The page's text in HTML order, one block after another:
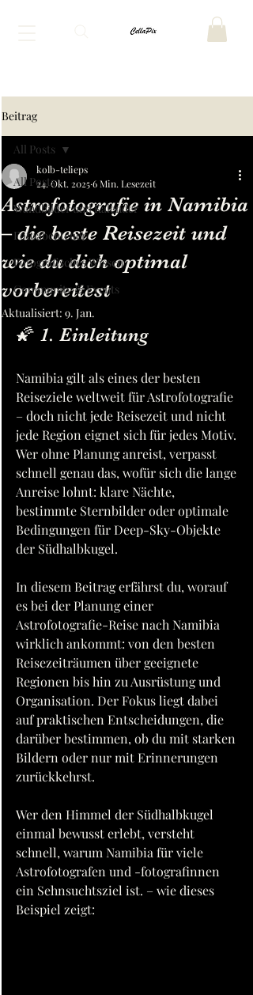
Beitrag
All Posts
Wandbilder und Kalender
Fotoabenteuer
Fotografisches Wissen
Community & Events
All Posts
Astrofotografie in Namibia
– die beste Reisezeit und
wie du dich optimal
vorbereitest
kolb-telieps
24. Okt. 20256 Min. Lesezeit
Aktualisiert: 9. Jan.
🌠 1. Einleitung
Namibia gilt als eines der besten
Reiseziele weltweit für Astrofotografie
– doch nicht jede Reisezeit und nicht
jede Region eignet sich für jedes Motiv.
Wer ohne Planung anreist, verpasst
schnell genau das, wofür sich die lange
Anreise lohnt: klare Nächte,
bestimmte Sternbilder oder optimale
Bedingungen für Deep-Sky-Objekte
der Südhalbkugel.
In diesem Beitrag erfährst du, worauf
es bei der Planung einer
Astrofotografie-Reise nach Namibia
wirklich ankommt: von den besten
Reisezeiträumen über geeignete
Regionen bis hin zu Ausrüstung und
Organisation. Der Fokus liegt dabei
auf praktischen Entscheidungen, die
darüber bestimmen, ob du mit starken
Bildern oder nur mit Erinnerungen
zurückkehrst.
Wer den Himmel der Südhalbkugel
einmal bewusst erlebt, versteht
schnell, warum Namibia für viele
Astrofotografen und -fotografinnen
ein Sehnsuchtsziel ist. – wie dieses
Beispiel zeigt: